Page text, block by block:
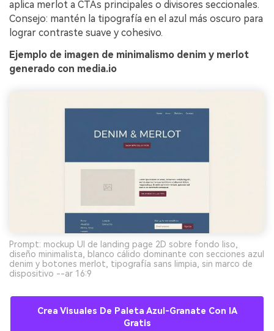
aplica merlot a CTAs principales o divisores seccionales.
Consejo: mantén la tipografía en el azul más oscuro para
lograr contraste suave y cohesivo.
Ejemplo de imagen de minimalismo denim y merlot
generado con media.io
Prompt: mockup UI de landing page 2D sobre fondo liso,
diseño minimalista, blanco cálido dominante con secciones azul
denim y botones merlot, tipografía sans limpia, sin marco de
dispositivo --ar 16:9
Crea Visuales De Paleta Azul-Granate Con IA
Gratis